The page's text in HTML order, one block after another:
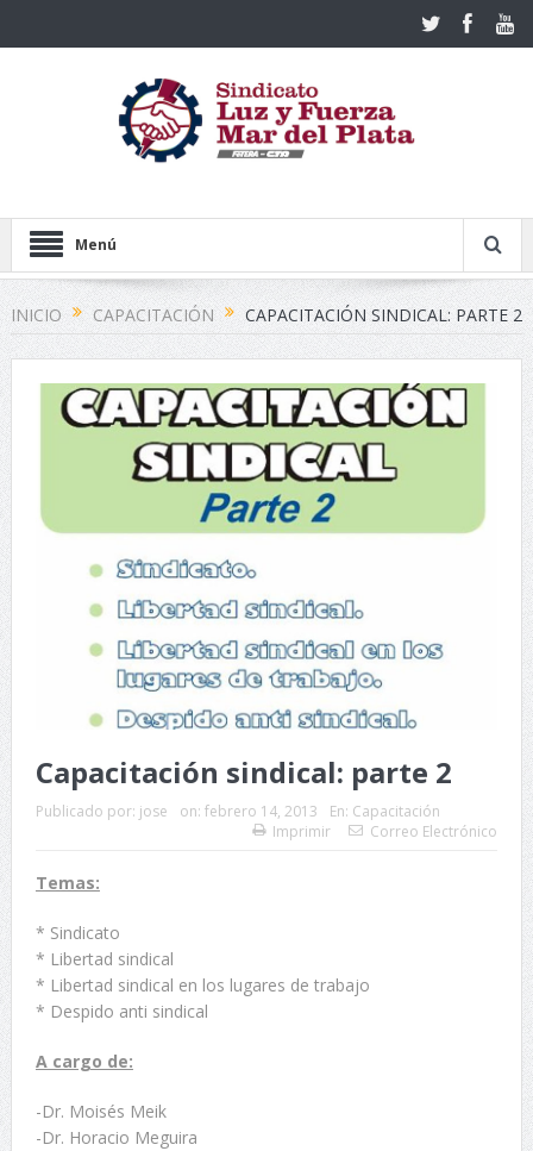
Menú
INICIO CAPACITACIÓN CAPACITACIÓN SINDICAL: PARTE 2
Capacitación sindical: parte 2
Publicado por: jose on: febrero 14, 2013 En: Capacitación
Imprimir
Correo Electrónico
Temas:
* Sindicato
* Libertad sindical
* Libertad sindical en los lugares de trabajo
* Despido anti sindical
A cargo de:
-Dr. Moisés Meik
-Dr. Horacio Meguira